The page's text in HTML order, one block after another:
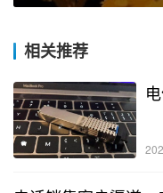
相关推荐